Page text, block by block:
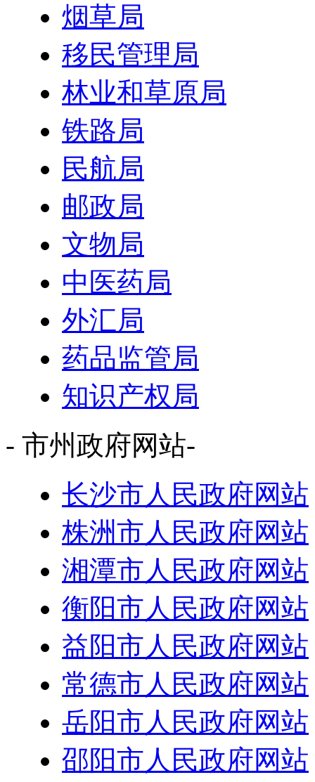
烟草局
移民管理局
林业和草原局
铁路局
民航局
邮政局
文物局
中医药局
外汇局
药品监管局
知识产权局
- 市州政府网站-
长沙市人民政府网站
株洲市人民政府网站
湘潭市人民政府网站
衡阳市人民政府网站
益阳市人民政府网站
常德市人民政府网站
岳阳市人民政府网站
邵阳市人民政府网站